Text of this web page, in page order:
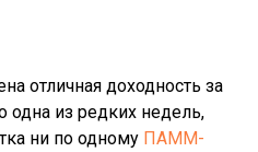
отличная доходность за
одна из редких недель,
ни по одному ПАММ-